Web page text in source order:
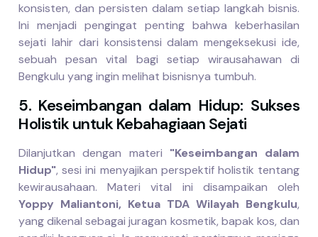
konsisten, dan persisten dalam setiap langkah bisnis.
Ini menjadi pengingat penting bahwa keberhasilan
sejati lahir dari konsistensi dalam mengeksekusi ide,
sebuah pesan vital bagi setiap wirausahawan di
Bengkulu yang ingin melihat bisnisnya tumbuh.
5. Keseimbangan dalam Hidup: Sukses
Holistik untuk Kebahagiaan Sejati
Dilanjutkan dengan materi "Keseimbangan dalam
Hidup", sesi ini menyajikan perspektif holistik tentang
kewirausahaan. Materi vital ini disampaikan oleh
Yoppy Maliantoni, Ketua TDA Wilayah Bengkulu,
yang dikenal sebagai juragan kosmetik, bapak kos, dan